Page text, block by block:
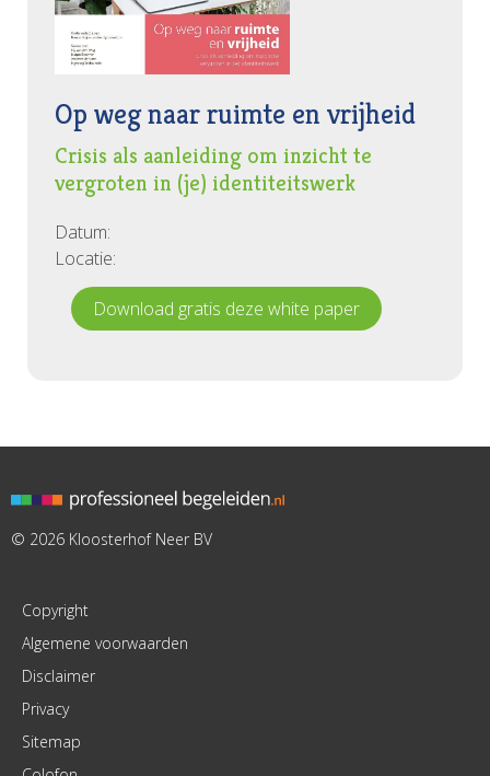
Op weg naar ruimte en vrijheid
Crisis als aanleiding om inzicht te
vergroten in (je) identiteitswerk
Datum:
Locatie:
Download gratis deze white paper
© 2026 Kloosterhof Neer BV
Copyright
Algemene voorwaarden
Disclaimer
Privacy
Sitemap